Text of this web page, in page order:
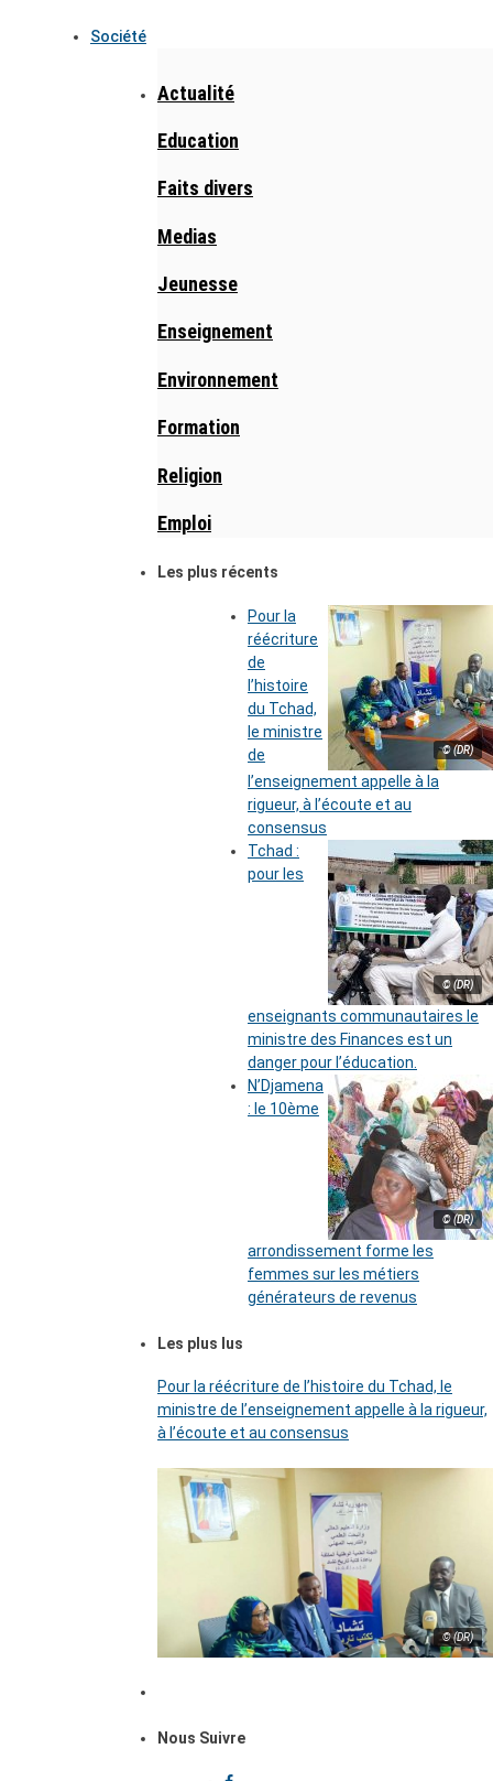
Société
Actualité
Education
Faits divers
Medias
Jeunesse
Enseignement
Environnement
Formation
Religion
Emploi
Les plus récents
© (DR)
Pour la
réécriture
de
l’histoire
du Tchad,
le ministre
de
l’enseignement appelle à la
rigueur, à l’écoute et au
consensus
© (DR)
Tchad :
pour les
enseignants communautaires le
ministre des Finances est un
danger pour l’éducation.
© (DR)
N’Djamena
: le 10ème
arrondissement forme les
femmes sur les métiers
générateurs de revenus
Les plus lus
Pour la réécriture de l’histoire du Tchad, le
ministre de l’enseignement appelle à la rigueur,
à l’écoute et au consensus
© (DR)
Nous Suivre